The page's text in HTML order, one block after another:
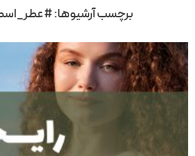
برچسب آرشیوها: